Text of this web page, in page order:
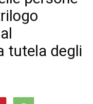
tutela degli